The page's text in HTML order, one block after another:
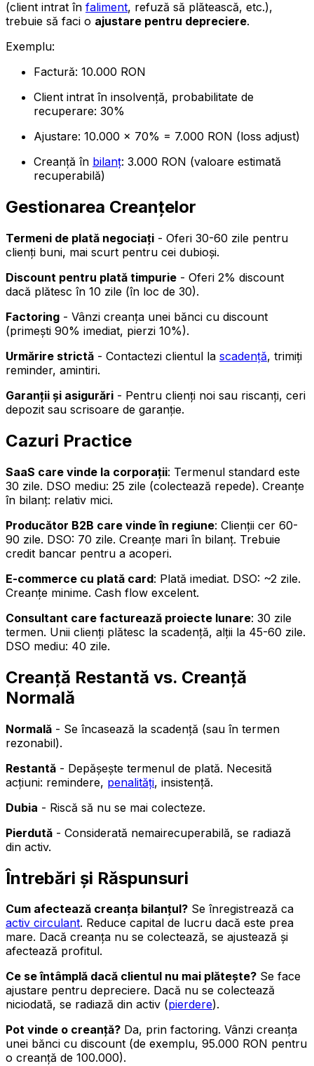
(client intrat în faliment, refuză să plătească, etc.),
trebuie să faci o ajustare pentru depreciere.
Exemplu:
Factură: 10.000 RON
Client intrat în insolvență, probabilitate de
recuperare: 30%
Ajustare: 10.000 × 70% = 7.000 RON (loss adjust)
Creanță în bilanț: 3.000 RON (valoare estimată
recuperabilă)
Gestionarea Creanțelor
Termeni de plată negociați - Oferi 30-60 zile pentru
clienți buni, mai scurt pentru cei dubioși.
Discount pentru plată timpurie - Oferi 2% discount
dacă plătesc în 10 zile (în loc de 30).
Factoring - Vânzi creanța unei bănci cu discount
(primești 90% imediat, pierzi 10%).
Urmărire strictă - Contactezi clientul la scadență, trimiți
reminder, amintiri.
Garanții și asigurări - Pentru clienți noi sau riscanți, ceri
depozit sau scrisoare de garanție.
Cazuri Practice
SaaS care vinde la corporații: Termenul standard este
30 zile. DSO mediu: 25 zile (colectează repede). Creanțe
în bilanț: relativ mici.
Producător B2B care vinde în regiune: Clienții cer 60-
90 zile. DSO: 70 zile. Creanțe mari în bilanț. Trebuie
credit bancar pentru a acoperi.
E-commerce cu plată card: Plată imediat. DSO: ~2 zile.
Creanțe minime. Cash flow excelent.
Consultant care facturează proiecte lunare: 30 zile
termen. Unii clienți plătesc la scadență, alții la 45-60 zile.
DSO mediu: 40 zile.
Creanță Restantă vs. Creanță
Normală
Normală - Se încasează la scadență (sau în termen
rezonabil).
Restantă - Depășește termenul de plată. Necesită
acțiuni: remindere, penalități, insistență.
Dubia - Riscă să nu se mai colecteze.
Pierdută - Considerată nemairecuperabilă, se radiază
din activ.
Întrebări și Răspunsuri
Cum afectează creanța bilanțul? Se înregistrează ca
activ circulant. Reduce capital de lucru dacă este prea
mare. Dacă creanța nu se colectează, se ajustează și
afectează profitul.
Ce se întâmplă dacă clientul nu mai plătește? Se face
ajustare pentru depreciere. Dacă nu se colectează
niciodată, se radiază din activ (pierdere).
Pot vinde o creanță? Da, prin factoring. Vânzi creanța
unei bănci cu discount (de exemplu, 95.000 RON pentru
o creanță de 100.000).